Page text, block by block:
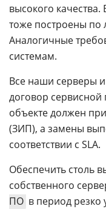
высокого
тоже построены по
Аналогичные
системам.
Все наши серверы
договор сервисной
объекте должен
(ЗИП), а замены
соответствии с SLA.
Обеспечить столь
собственного
ПО в период резко